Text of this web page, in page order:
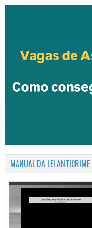
MANUAL DA LEI ANTICRIME